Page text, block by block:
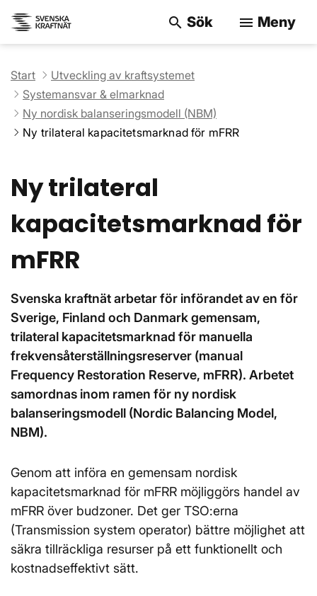
search Sök menu Meny
Start
Utveckling av kraftsystemet
Systemansvar & elmarknad
Ny nordisk balanseringsmodell (NBM)
Ny trilateral kapacitetsmarknad för mFRR
Ny trilateral
kapacitetsmarknad för
mFRR
Svenska kraftnät arbetar för införandet av en för
Sverige, Finland och Danmark gemensam,
trilateral kapacitetsmarknad för manuella
frekvensåterställningsreserver (manual
Frequency Restoration Reserve, mFRR). Arbetet
samordnas inom ramen för ny nordisk
balanseringsmodell (Nordic Balancing Model,
NBM).
Genom att införa en gemensam nordisk
kapacitetsmarknad för mFRR möjliggörs handel av
mFRR över budzoner. Det ger TSO:erna
(Transmission system operator) bättre möjlighet att
säkra tillräckliga resurser på ett funktionellt och
kostnadseffektivt sätt.